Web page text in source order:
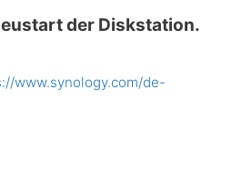
der Diskstation.
www.synology.com/de-